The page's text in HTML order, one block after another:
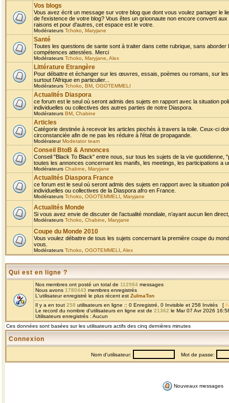
Vos blogs
Vous avez écrit un message sur votre blog que dont vous voulez partager le
de l'existence de votre blog? Vous êtes un grioonaute non encore converti
raisons et pour d'autres, cet espace est le votre.
Modérateurs Tchoko Maryjane
Santé
Toutes les questions de sante sont à traiter dans cette rubrique, sans
compétences attestées. Merci
Modérateurs Tchoko Maryjane Alex
Littérature Etrangère
Pour débattre et échanger sur les œuvres, essais, poèmes ou romans, sur
surtout l'Afrique en particulier...
Modérateurs Tchoko BM OGOTEMMELI
Actualités Diaspora
ce forum est le seul où seront admis des sujets en rapport avec la situation
individuelles ou collectives des autres parties de notre Diaspora.
Modérateurs BM Chabine
Articles
Catégorie destinée à recevoir les articles piochés à travers la toile. Ceux-ci
circonstanciée afin de ne pas les réduire à l'état de propagande.
ModérateurModerator team
Conseil BtoB & Annonces
Conseil "Black To Black" entre nous, sur tous les sujets de la vie
toutes les annonces concernant les manifs, les meetings, les participations a
Modérateurs Chabine Maryjane
Actualités Diaspora France
ce forum est le seul où seront admis des sujets en rapport avec la situation
individuelles ou collectives de la Diaspora afro en France.
Modérateurs Tchoko OGOTEMMELI Maryjane
Actualités Monde
Si vous avez envie de discuter de l’actualité mondiale, n’ayant aucun lien
Modérateurs Tchoko Chabine Maryjane
Coupe du Monde 2010
Vous voulez débattre de tous les sujets concernant la première coupe du
vous.
Modérateurs Tchoko OGOTEMMELI Alex
Qui est en ligne ?
Nos membres ont posté un total de 112984 messages
Nous avons 1780443 membres enregistrés
L'utilisateur enregistré le plus récent est ZulmaTon
Il y a en tout 258 utilisateurs en ligne :: 0 Enregistré, 0 Invisible et 258 Invités [
Le record du nombre d'utilisateurs en ligne est de 21362 le Mar 07 Avr 2026
Utilisateurs enregistrés : Aucun
Ces données sont basées sur les utilisateurs actifs des cinq dernières minutes
Connexion
Nom d'utilisateur: Mot de passe:
Nouveaux messages